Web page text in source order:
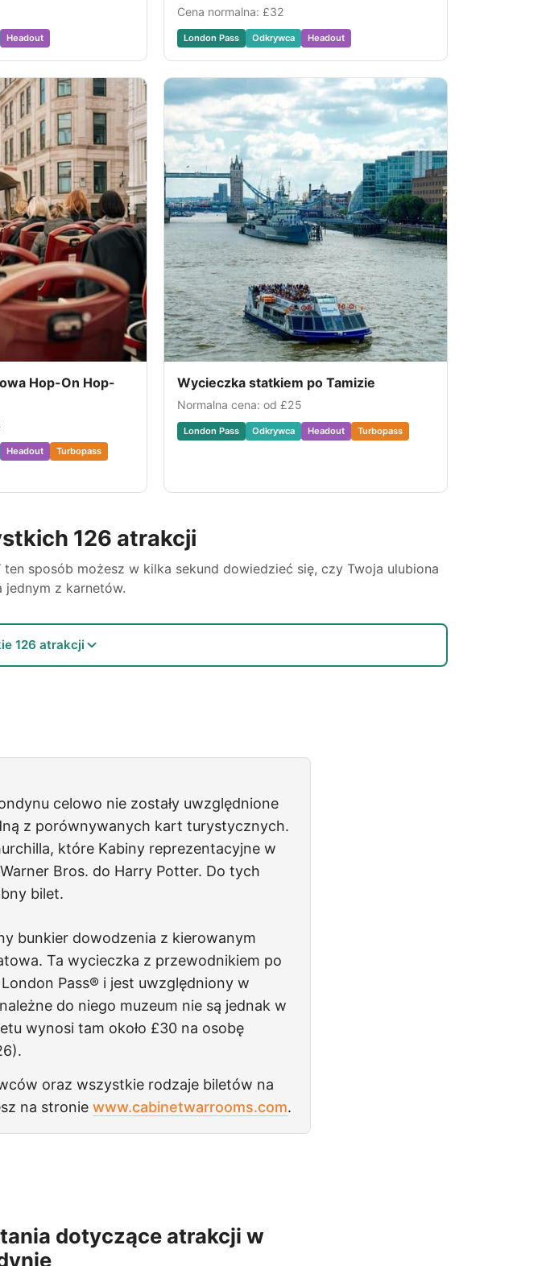
Headout
Cena normalna: £32
London Pass Odkrywca Headout
Hop-On Hop-
Headout
Turbopass
Wycieczka statkiem po Tamizie
Normalna cena: od £25
London Pass Odkrywca Headout Turbopass
126 atrakcji
sposób możesz w kilka sekund dowiedzieć się, czy Twoja ulubiona
z karnetów.
126 atrakcji
celowo nie zostały uwzględnione
z porównywanych kart turystycznych.
, które Kabiny reprezentacyjne w
Bros. do Harry Potter. Do tych
bilet.
bunkier dowodzenia z kierowanym
. Ta wycieczka z przewodnikiem po
London Pass® i jest uwzględniony w
do niego muzeum nie są jednak w
wynosi tam około £30 na osobę
oraz wszystkie rodzaje biletów na
na stronie www.cabinetwarrooms.com.
dotyczące atrakcji w